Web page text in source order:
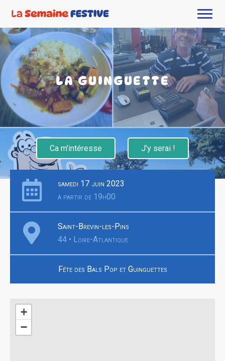
LA GUINGUETTE
Ca m'intéresse J'y serai !
samedi 17 juin 2023
à partir de 19h00
Saint-Brevin-les-Pins
44 • Loire-Atlantique
Fête des Bals Pop et Guinguettes
+
−